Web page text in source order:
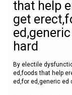
that help
get
hard
By electile
ed,foods that help
ed,for ed,generic ed